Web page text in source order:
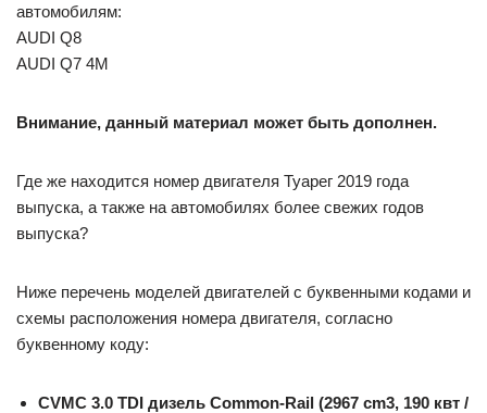
автомобилям:
AUDI Q8
AUDI Q7 4M
Внимание, данный материал может быть дополнен.
Где же находится номер двигателя Туарег 2019 года
выпуска, а также на автомобилях более свежих годов
выпуска?
Ниже перечень моделей двигателей с буквенными кодами и
схемы расположения номера двигателя, согласно
буквенному коду:
CVMC 3.0 TDI дизель Common-Rail (2967 cm3, 190 квт /